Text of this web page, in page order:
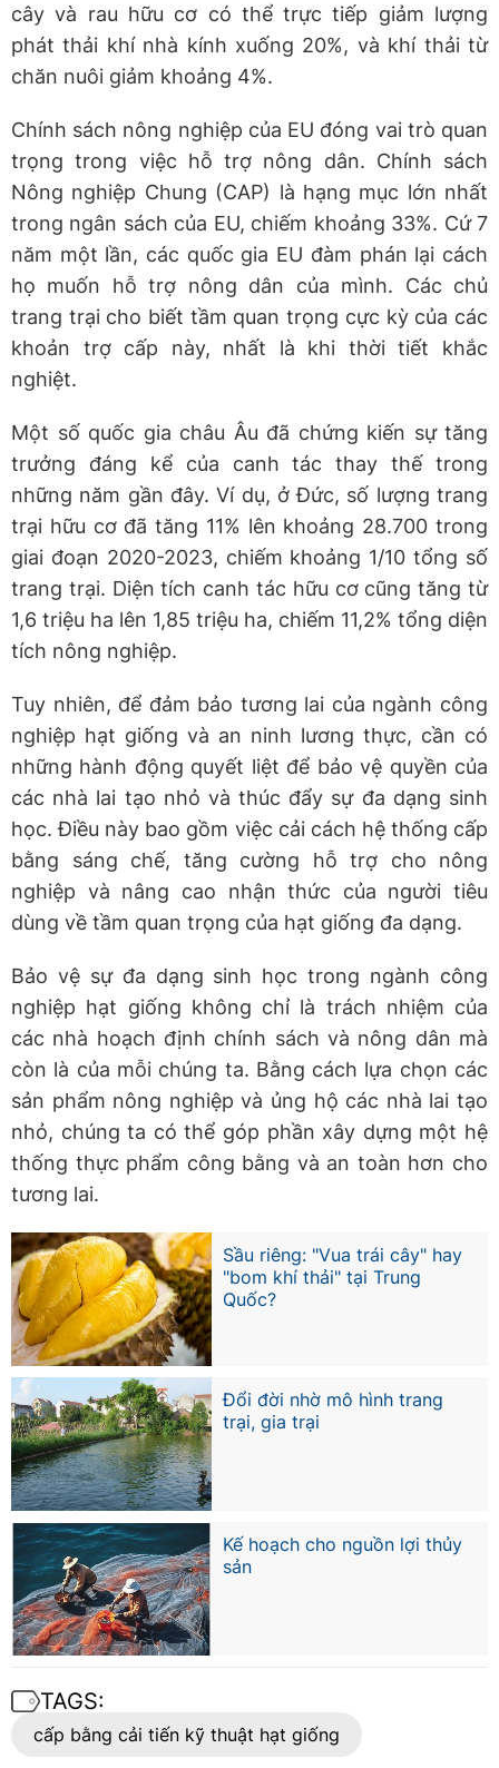
cây và rau hữu cơ có thể trực tiếp giảm lượng
phát thải khí nhà kính xuống 20%, và khí thải từ
chăn nuôi giảm khoảng 4%.
Chính sách nông nghiệp của EU đóng vai trò quan
trọng trong việc hỗ trợ nông dân. Chính sách
Nông nghiệp Chung (CAP) là hạng mục lớn nhất
trong ngân sách của EU, chiếm khoảng 33%. Cứ 7
năm một lần, các quốc gia EU đàm phán lại cách
họ muốn hỗ trợ nông dân của mình. Các chủ
trang trại cho biết tầm quan trọng cực kỳ của các
khoản trợ cấp này, nhất là khi thời tiết khắc
nghiệt.
Một số quốc gia châu Âu đã chứng kiến sự tăng
trưởng đáng kể của canh tác thay thế trong
những năm gần đây. Ví dụ, ở Đức, số lượng trang
trại hữu cơ đã tăng 11% lên khoảng 28.700 trong
giai đoạn 2020-2023, chiếm khoảng 1/10 tổng số
trang trại. Diện tích canh tác hữu cơ cũng tăng từ
1,6 triệu ha lên 1,85 triệu ha, chiếm 11,2% tổng diện
tích nông nghiệp.
Tuy nhiên, để đảm bảo tương lai của ngành công
nghiệp hạt giống và an ninh lương thực, cần có
những hành động quyết liệt để bảo vệ quyền của
các nhà lai tạo nhỏ và thúc đẩy sự đa dạng sinh
học. Điều này bao gồm việc cải cách hệ thống cấp
bằng sáng chế, tăng cường hỗ trợ cho nông
nghiệp và nâng cao nhận thức của người tiêu
dùng về tầm quan trọng của hạt giống đa dạng.
Bảo vệ sự đa dạng sinh học trong ngành công
nghiệp hạt giống không chỉ là trách nhiệm của
các nhà hoạch định chính sách và nông dân mà
còn là của mỗi chúng ta. Bằng cách lựa chọn các
sản phẩm nông nghiệp và ủng hộ các nhà lai tạo
nhỏ, chúng ta có thể góp phần xây dựng một hệ
thống thực phẩm công bằng và an toàn hơn cho
tương lai.
Sầu riêng: "Vua trái cây" hay
"bom khí thải" tại Trung
Quốc?
Đổi đời nhờ mô hình trang
trại, gia trại
Kế hoạch cho nguồn lợi thủy
sản
TAGS:
cấp bằng cải tiến kỹ thuật hạt giống